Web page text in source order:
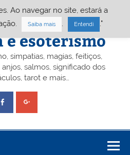
– Portal
esoterismo
simpatias, magias, feitiços,
salmos, significado dos
tarot e mais…
Ao navegar no site, estará a
Saiba mais Entendi ."